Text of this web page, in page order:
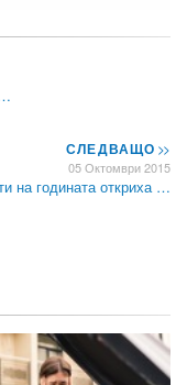
СЛЕДВАЩО>>
05 Октомври 2015
на годината откриха …